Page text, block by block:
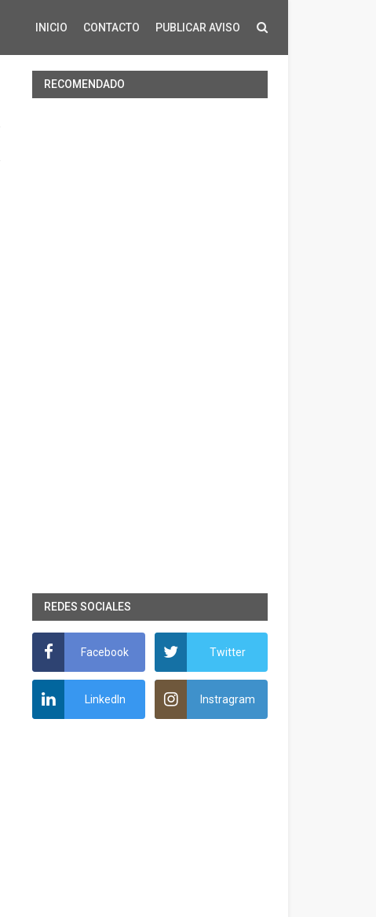
INICIO CONTACTO PUBLICAR AVISO
RECOMENDADO
REDES SOCIALES
Facebook Twitter
LinkedIn Instragram